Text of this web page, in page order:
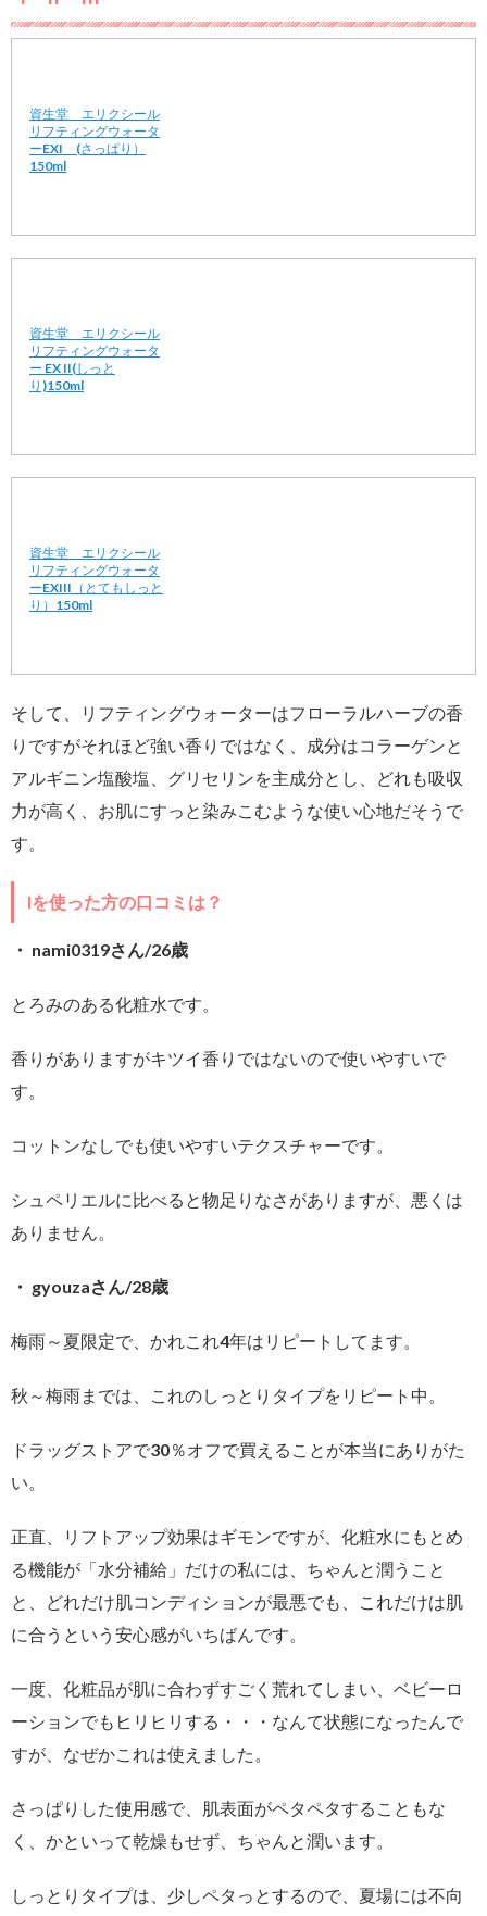
資生堂 エリクシール
リフティングウォータ
ーEXI (さっぱり）
150ml
資生堂 エリクシール
リフティングウォータ
ー EX II(しっと
り)150ml
資生堂 エリクシール
リフティングウォータ
ーEXIII（とてもしっと
り）150ml
そして、リフティングウォーターはフローラルハーブの香
りですがそれほど強い香りではなく、成分はコラーゲンと
アルギニン塩酸塩、グリセリンを主成分とし、どれも吸収
力が高く、お肌にすっと染みこむような使い心地だそうで
す。
Iを使った方の口コミは？
・ nami0319さん/26歳
とろみのある化粧水です。
香りがありますがキツイ香りではないので使いやすいで
す。
コットンなしでも使いやすいテクスチャーです。
シュペリエルに比べると物足りなさがありますが、悪くは
ありません。
・ gyouzaさん/28歳
梅雨～夏限定で、かれこれ4年はリピートしてます。
秋～梅雨までは、これのしっとりタイプをリピート中。
ドラッグストアで30％オフで買えることが本当にありがた
い。
正直、リフトアップ効果はギモンですが、化粧水にもとめ
る機能が「水分補給」だけの私には、ちゃんと潤うこと
と、どれだけ肌コンディションが最悪でも、これだけは肌
に合うという安心感がいちばんです。
一度、化粧品が肌に合わずすごく荒れてしまい、ベビーロ
ーションでもヒリヒリする・・・なんて状態になったんで
すが、なぜかこれは使えました。
さっぱりした使用感で、肌表面がペタペタすることもな
く、かといって乾燥もせず、ちゃんと潤います。
しっとりタイプは、少しペタっとするので、夏場には不向